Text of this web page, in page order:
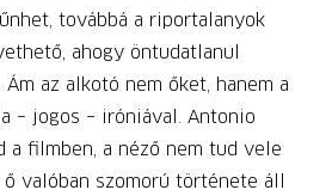
továbbá a riportalanyok
ahogy öntudatlanul
Ám az alkotó nem őket, hanem a
– jogos – iróniával. Antonio
a filmben, a néző nem tud vele
valóban szomorú története áll